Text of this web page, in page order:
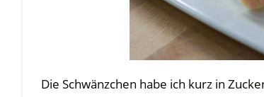
Die Schwänzchen habe ich kurz in